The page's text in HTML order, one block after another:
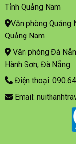
Tỉnh Quảng Nam
Văn phòng Quảng
Quảng Nam
Văn phòng Đà
Hành Sơn, Đà Nẵng
Điện thoại:
Email: